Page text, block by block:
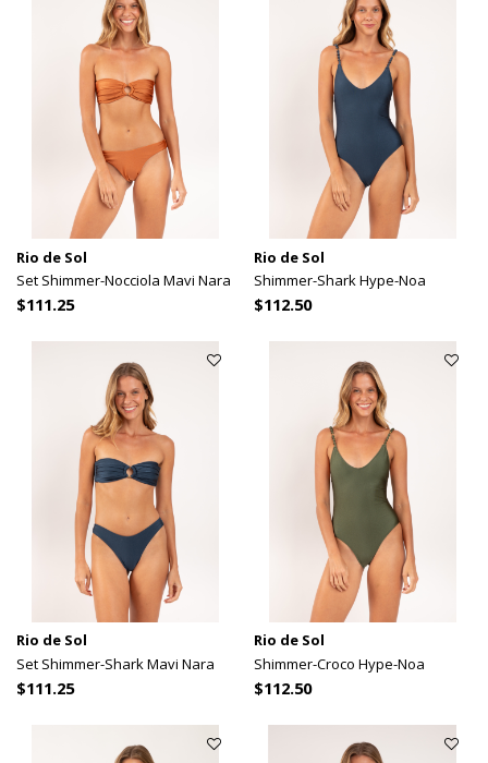
Rio de Sol
Set Shimmer-Nocciola Mavi Nara
$111.25
Rio de Sol
Shimmer-Shark Hype-Noa
$112.50
Rio de Sol
Set Shimmer-Shark Mavi Nara
$111.25
Rio de Sol
Shimmer-Croco Hype-Noa
$112.50